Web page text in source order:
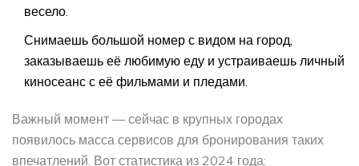
весело.
Снимаешь большой номер с видом на город,
заказываешь её любимую еду и устраиваешь личный
киносеанс с её фильмами и пледами.
Важный момент — сейчас в крупных городах
появилось масса сервисов для бронирования таких
впечатлений. Вот статистика из 2024 года: